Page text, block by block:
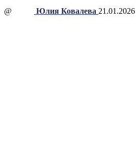
@ Юлия Ковалева